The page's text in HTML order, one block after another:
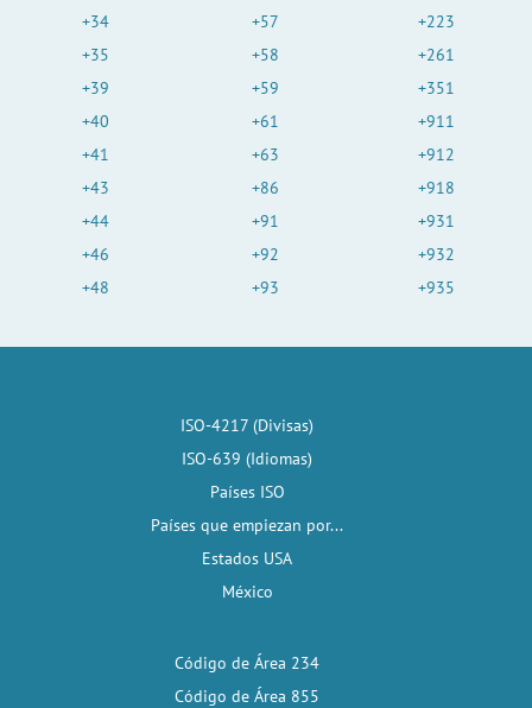
+34
+35
+39
+40
+41
+43
+44
+46
+48
+57
+58
+59
+61
+63
+86
+91
+92
+93
+223
+261
+351
+911
+912
+918
+931
+932
+935
ISO-4217 (Divisas)
ISO-639 (Idiomas)
Países ISO
Países que empiezan por...
Estados USA
México
Código de Área 234
Código de Área 855